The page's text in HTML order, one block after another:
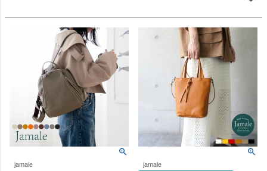
jamale
jamale